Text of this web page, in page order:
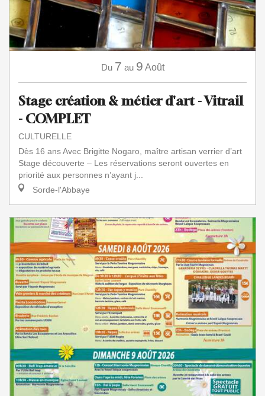
Du 7 au 9 Août
Stage création & métier d'art - Vitrail
- COMPLET
CULTURELLE
Dès 16 ans Avec Brigitte Nogaro, maître artisan verrier d’art
Stage découverte – Les réservations seront ouvertes en
priorité aux personnes n’ayant j...
Sorde-l'Abbaye